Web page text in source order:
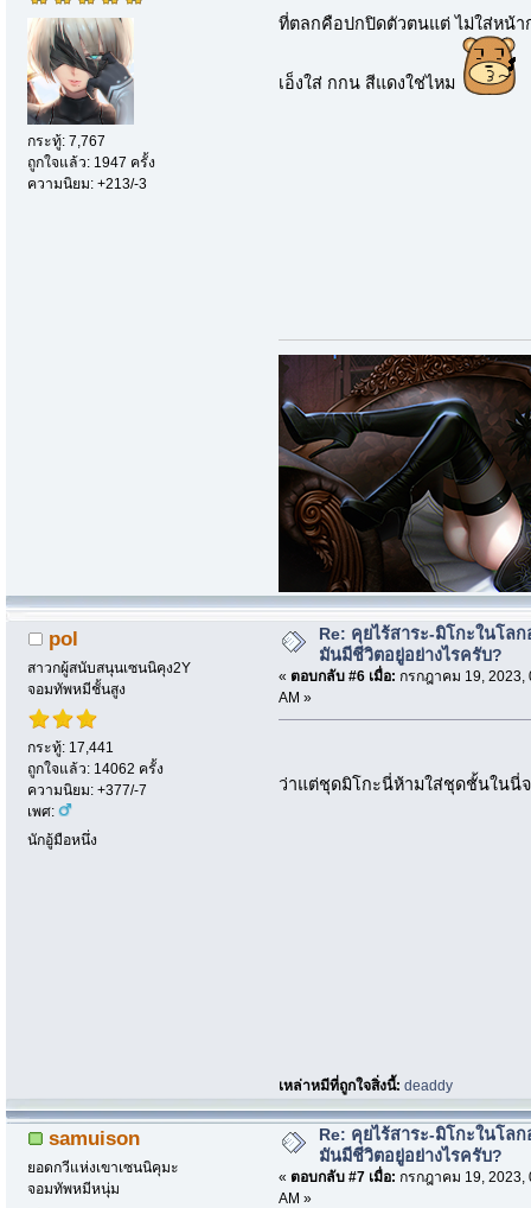
กระทู้: 7,767
ถูกใจแล้ว: 1947 ครั้ง
ความนิยม: +213/-3
ที่ตลกคือปกปิดตัวตนแต่ ไม่ใส่หน้า
เอ็งใส่ กกน สีแดงใช่ไหม
pol
สาวกผู้สนับสนุนเซนนิคุง2Y
จอมทัพหมีชั้นสูง
กระทู้: 17,441
ถูกใจแล้ว: 14062 ครั้ง
ความนิยม: +377/-7
เพศ:
นักอู้มือหนึ่ง
Re: คุยไร้สาระ-มิโกะในโลก
มันมีชีวิตอยู่อย่างไรครับ?
« ตอบกลับ #6 เมื่อ: กรกฎาคม 19, 2023,
AM »
ว่าแต่ชุดมิโกะนี่ห้ามใส่ชุดชั้นในนี่
เหล่าหมีที่ถูกใจสิ่งนี้:deaddy
samuison
ยอดกวีแห่งเขาเซนนิคุมะ
จอมทัพหมีหนุ่ม
Re: คุยไร้สาระ-มิโกะในโลก
มันมีชีวิตอยู่อย่างไรครับ?
« ตอบกลับ #7 เมื่อ: กรกฎาคม 19, 2023,
AM »